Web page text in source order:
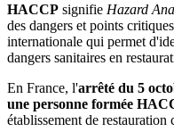
HACCP signifie Hazard
des dangers et points
internationale qui permet
dangers sanitaires en
En France, l'arrêté du 5
une personne formée
établissement de restauration